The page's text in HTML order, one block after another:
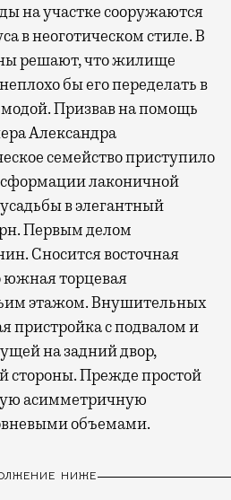
на участке сооружаются
в неоготическом стиле. В
решают, что жилище
бы его переделать в
модой. Призвав на помощь
Александра
семейство приступило
лаконичной
в элегантный
Первым делом
Сносится восточная
южная торцевая
этажом. Внушительных
пристройка с подвалом и
на задний двор,
стороны. Прежде простой
асимметричную
объемами.
НИЖЕ